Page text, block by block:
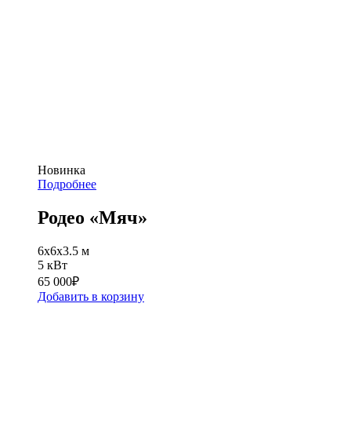
Новинка
Подробнее
Родео «Мяч»
6х6х3.5 м
5 кВт
65 000₽
Добавить в корзину